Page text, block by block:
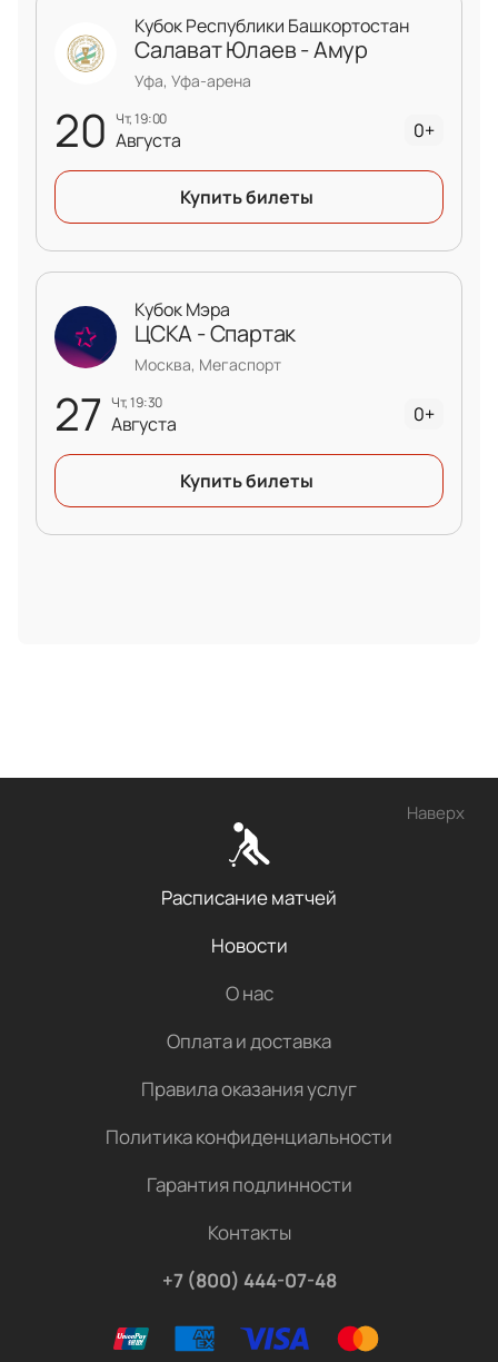
20 чт, 19:00
Августа
Кубок Республики Башкортостан
Салават Юлаев - Амур
Уфа, Уфа-арена
0+
Купить билеты
27 чт, 19:30
Августа
Кубок Мэра
ЦСКА - Спартак
Москва, Мегаспорт
0+
Купить билеты
Наверх
Расписание матчей
Новости
О нас
Оплата и доставка
Правила оказания услуг
Политика конфиденциальности
Гарантия подлинности
Контакты
+7 (800) 444-07-48